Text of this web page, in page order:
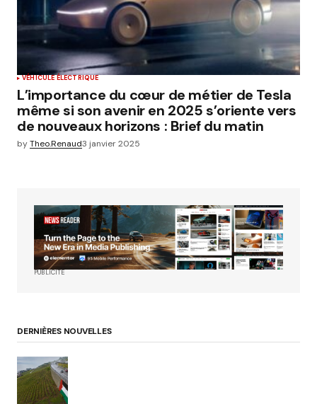
VÉHICULE ÉLECTRIQUE
L’importance du cœur de métier de Tesla
même si son avenir en 2025 s’oriente vers
de nouveaux horizons : Brief du matin
byTheo.Renaud3 janvier 2025
PUBLICITÉ
DERNIÈRES NOUVELLES